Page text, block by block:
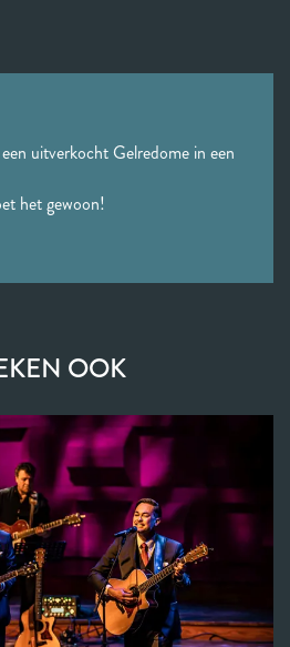
uitverkocht Gelredome in een
het gewoon!
OOK